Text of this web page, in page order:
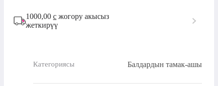
1000,00 с жогору акысыз
жеткирүү
Категориясы Балдардын тамак-ашы